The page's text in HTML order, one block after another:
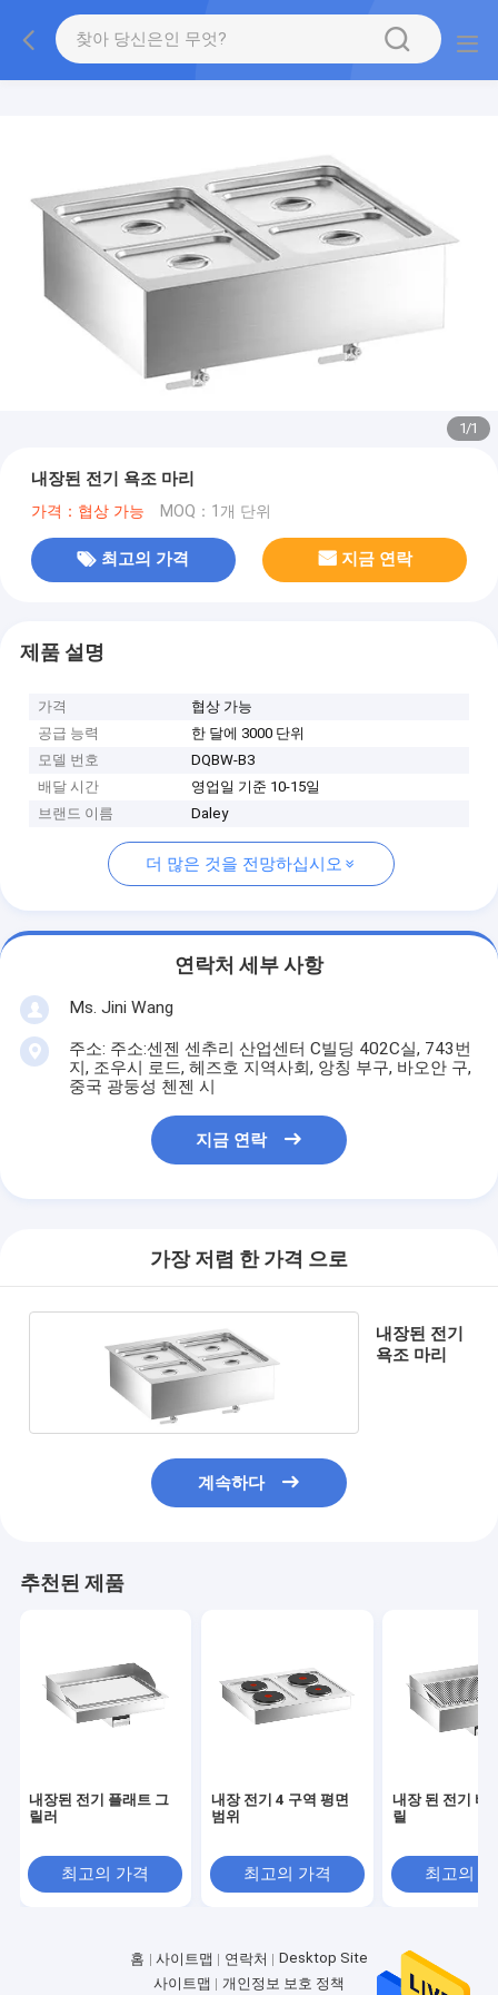
1/1
내장된 전기 욕조 마리
가격：협상 가능 MOQ：1개 단위
최고의 가격 지금 연락
제품 설명
가격
협상 가능
공급 능력
한 달에 3000 단위
모델 번호
DQBW-B3
배달 시간
영업일 기준 10-15일
브랜드 이름
Daley
더 많은 것을 전망하십시오
연락처 세부 사항
Ms. Jini Wang
주소: 주소:센젠 센추리 산업센터 C빌딩 402C실, 743번
지, 조우시 로드, 헤즈호 지역사회, 앙칭 부구, 바오안 구,
중국 광둥성 첸젠 시
지금 연락
가장 저렴 한 가격 으로
내장된 전기
욕조 마리
계속하다
추천된 제품
내장된 전기 플래트 그
릴러
최고의 가격
내장 전기 4 구역 평면
범위
최고의 가격
내장 된 전기 바
릴
최고의
홈 사이트맵 연락처
Desktop Site
사이트맵
개인정보 보호 정책